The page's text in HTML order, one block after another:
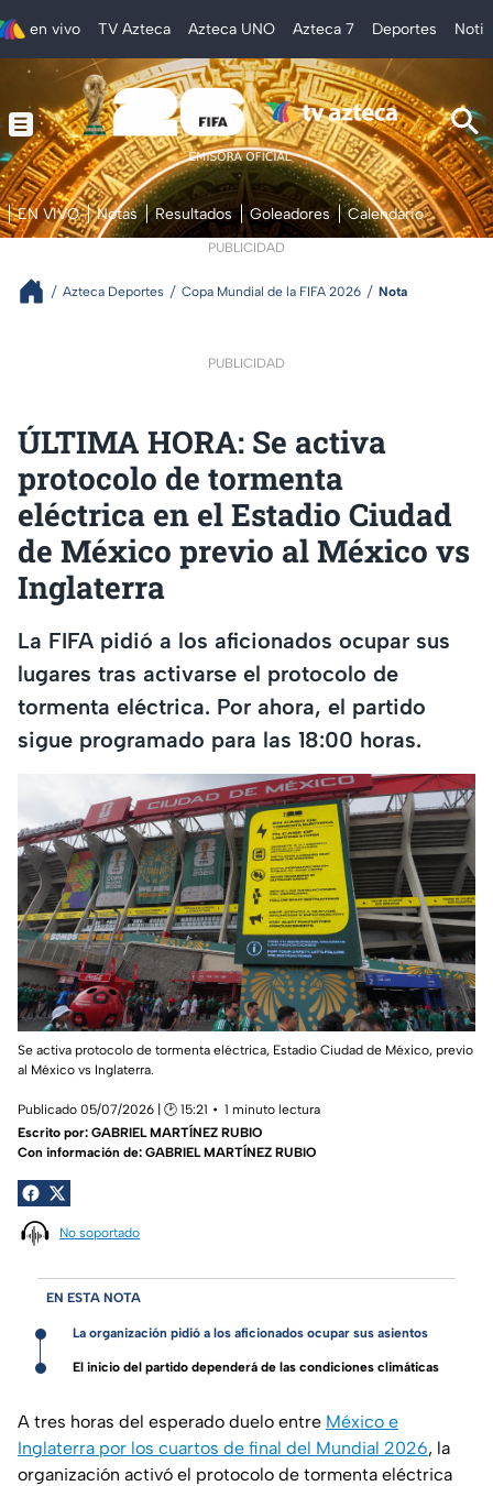
en vivo TV Azteca Azteca UNO Azteca 7 Deportes
EN VIVO Notas Resultados Goleadores Calendario
PUBLICIDAD
Azteca Deportes Copa Mundial de la FIFA 2026 Nota
PUBLICIDAD
ÚLTIMA HORA: Se activa
protocolo de tormenta
eléctrica en el Estadio Ciudad
de México previo al México vs
Inglaterra
La FIFA pidió a los aficionados ocupar sus
lugares tras activarse el protocolo de
tormenta eléctrica. Por ahora, el partido
sigue programado para las 18:00 horas.
Se activa protocolo de tormenta eléctrica, Estadio Ciudad de México, previo
al México vs Inglaterra.
Publicado 05/07/2026 | 🕑 15:21
1 minuto lectura
Escrito por: GABRIEL MARTÍNEZ RUBIO
Con información de: GABRIEL MARTÍNEZ RUBIO
No soportado
EN ESTA NOTA
La organización pidió a los aficionados ocupar sus asientos
El inicio del partido dependerá de las condiciones climáticas
A tres horas del esperado duelo entre México e
Inglaterra por los cuartos de final del Mundial 2026, la
organización activó el protocolo de tormenta eléctrica